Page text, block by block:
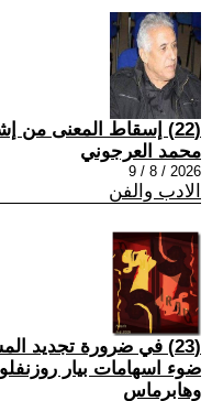
(22) إسقاط المعنى من إشباع النفس والمُنى
محمد العرجوني
2026 / 8 / 9
الادب والفن
(23) في ضرورة تجديد
ضوء اسهامات بيار
وهابرماس